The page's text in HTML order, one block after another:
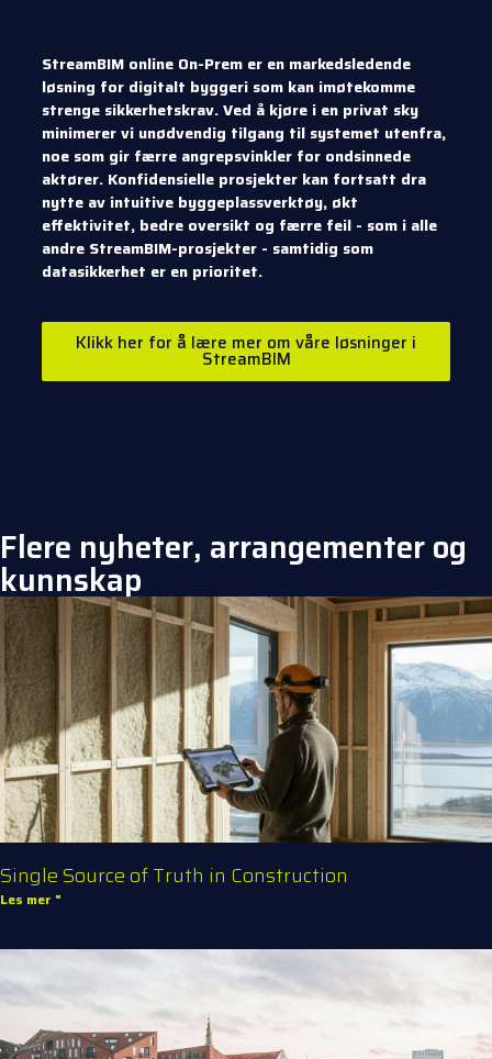
StreamBIM online On-Prem er en markedsledende
løsning for digitalt byggeri som kan imøtekomme
strenge sikkerhetskrav. Ved å kjøre i en privat sky
minimerer vi unødvendig tilgang til systemet utenfra,
noe som gir færre angrepsvinkler for ondsinnede
aktører. Konfidensielle prosjekter kan fortsatt dra
nytte av intuitive byggeplassverktøy, økt
effektivitet, bedre oversikt og færre feil - som i alle
andre StreamBIM-prosjekter - samtidig som
datasikkerhet er en prioritet.
Klikk her for å lære mer om våre løsninger i
StreamBIM
Flere nyheter, arrangementer og
kunnskap
Single Source of Truth in Construction
Les mer "